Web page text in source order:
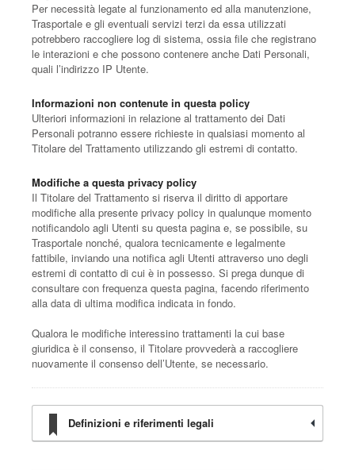
Per necessità legate al funzionamento ed alla manutenzione,
Trasportale e gli eventuali servizi terzi da essa utilizzati
potrebbero raccogliere log di sistema, ossia file che registrano
le interazioni e che possono contenere anche Dati Personali,
quali l’indirizzo IP Utente.
Informazioni non contenute in questa policy
Ulteriori informazioni in relazione al trattamento dei Dati
Personali potranno essere richieste in qualsiasi momento al
Titolare del Trattamento utilizzando gli estremi di contatto.
Modifiche a questa privacy policy
Il Titolare del Trattamento si riserva il diritto di apportare
modifiche alla presente privacy policy in qualunque momento
notificandolo agli Utenti su questa pagina e, se possibile, su
Trasportale nonché, qualora tecnicamente e legalmente
fattibile, inviando una notifica agli Utenti attraverso uno degli
estremi di contatto di cui è in possesso. Si prega dunque di
consultare con frequenza questa pagina, facendo riferimento
alla data di ultima modifica indicata in fondo.
Qualora le modifiche interessino trattamenti la cui base
giuridica è il consenso, il Titolare provvederà a raccogliere
nuovamente il consenso dell’Utente, se necessario.
Definizioni e riferimenti legali